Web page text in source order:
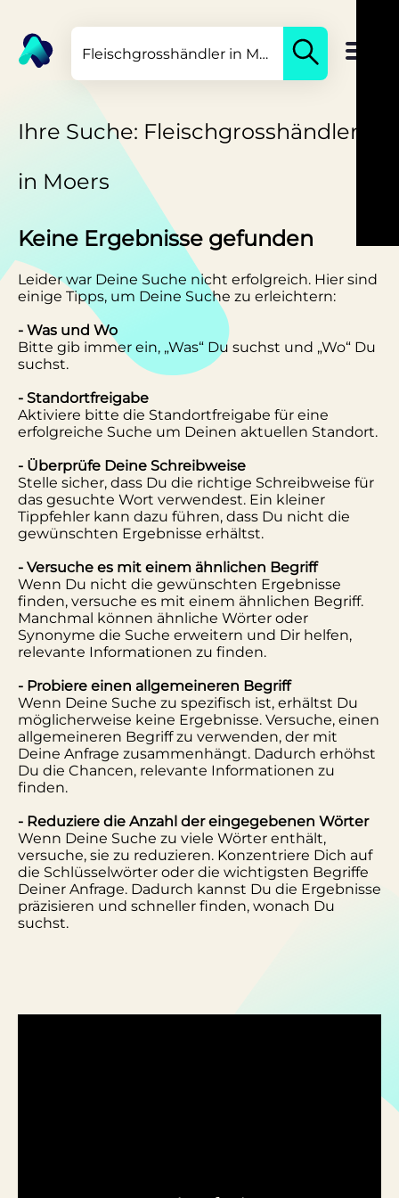
Ihre Suche: Fleischgrosshändler
in Moers
Keine Ergebnisse gefunden
Leider war Deine Suche nicht erfolgreich. Hier sind
einige Tipps, um Deine Suche zu erleichtern:
- Was und Wo
Bitte gib immer ein, „Was“ Du suchst und „Wo“ Du
suchst.
- Standortfreigabe
Aktiviere bitte die Standortfreigabe für eine
erfolgreiche Suche um Deinen aktuellen Standort.
- Überprüfe Deine Schreibweise
Stelle sicher, dass Du die richtige Schreibweise für
das gesuchte Wort verwendest. Ein kleiner
Tippfehler kann dazu führen, dass Du nicht die
gewünschten Ergebnisse erhältst.
- Versuche es mit einem ähnlichen Begriff
Wenn Du nicht die gewünschten Ergebnisse
finden, versuche es mit einem ähnlichen Begriff.
Manchmal können ähnliche Wörter oder
Synonyme die Suche erweitern und Dir helfen,
relevante Informationen zu finden.
- Probiere einen allgemeineren Begriff
Wenn Deine Suche zu spezifisch ist, erhältst Du
möglicherweise keine Ergebnisse. Versuche, einen
allgemeineren Begriff zu verwenden, der mit
Deine Anfrage zusammenhängt. Dadurch erhöhst
Du die Chancen, relevante Informationen zu
finden.
- Reduziere die Anzahl der eingegebenen Wörter
Wenn Deine Suche zu viele Wörter enthält,
versuche, sie zu reduzieren. Konzentriere Dich auf
die Schlüsselwörter oder die wichtigsten Begriffe
Deiner Anfrage. Dadurch kannst Du die Ergebnisse
präzisieren und schneller finden, wonach Du
suchst.